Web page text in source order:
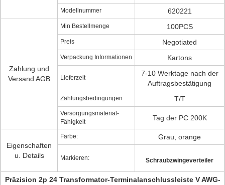
Modellnummer 620221
Zahlung und
Versand AGB
Min Bestellmenge 100PCS
Preis Negotiated
Verpackung Informationen Kartons
Lieferzeit
7-10 Werktage nach der
Auftragsbestätigung
Zahlungsbedingungen T/T
Versorgungsmaterial-
Fähigkeit
Tag der PC 200K
Eigenschaften
u. Details
Farbe: Grau, orange
Markieren: Schraubzwingeverteiler
Präzision 2p 24 Transformator-Terminalanschlussleiste V AWG-